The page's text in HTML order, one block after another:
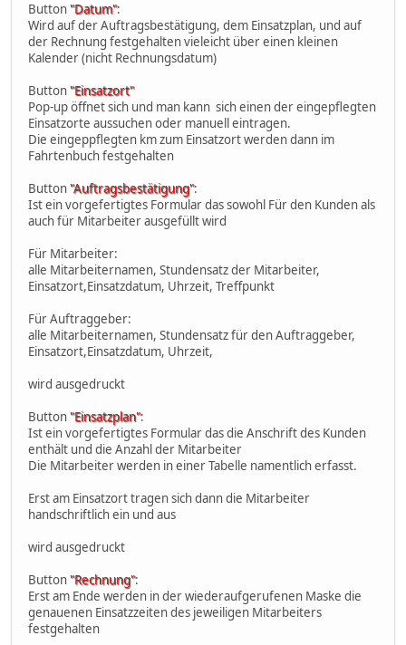
Button "Datum":
Wird auf der Auftragsbestätigung, dem Einsatzplan, und auf
der Rechnung festgehalten vieleicht über einen kleinen
Kalender (nicht Rechnungsdatum)
Button "Einsatzort"
Pop-up öffnet sich und man kann sich einen der eingepflegten
Einsatzorte aussuchen oder manuell eintragen.
Die eingeppflegten km zum Einsatzort werden dann im
Fahrtenbuch festgehalten
Button "Auftragsbestätigung":
Ist ein vorgefertigtes Formular das sowohl Für den Kunden als
auch für Mitarbeiter ausgefüllt wird
Für Mitarbeiter:
alle Mitarbeiternamen, Stundensatz der Mitarbeiter,
Einsatzort,Einsatzdatum, Uhrzeit, Treffpunkt
Für Auftraggeber:
alle Mitarbeiternamen, Stundensatz für den Auftraggeber,
Einsatzort,Einsatzdatum, Uhrzeit,
wird ausgedruckt
Button "Einsatzplan":
Ist ein vorgefertigtes Formular das die Anschrift des Kunden
enthält und die Anzahl der Mitarbeiter
Die Mitarbeiter werden in einer Tabelle namentlich erfasst.
Erst am Einsatzort tragen sich dann die Mitarbeiter
handschriftlich ein und aus
wird ausgedruckt
Button "Rechnung":
Erst am Ende werden in der wiederaufgerufenen Maske die
genauenen Einsatzzeiten des jeweiligen Mitarbeiters
festgehalten